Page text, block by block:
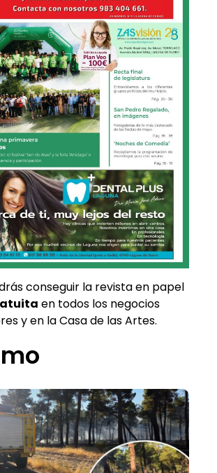
conseguir la revista en papel
en todos los negocios
y en la Casa de las Artes.